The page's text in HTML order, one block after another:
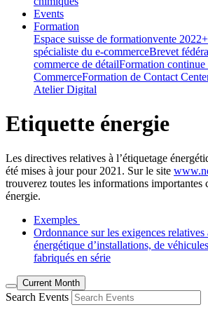
Events
Formation
Espace suisse de formationvente 2022+
spécialiste du e-commerceBrevet
commerce de détailFormation continue
CommerceFormation de Contact
Atelier Digital
Etiquette énergie
Les directives relatives à l’étiquetage
été mises à jour pour 2021. Sur le site
trouverez toutes les informations importantes
énergie.
Exemples
Ordonnance sur les exigences relatives
énergétique d’installations, de
fabriqués en série
Current Month
Search Events